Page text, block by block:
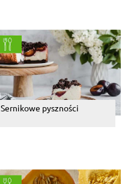
Sernikowe pyszności